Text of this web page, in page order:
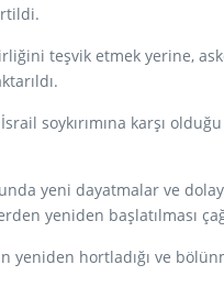
teşvik etmek yerine,
soykırımına karşı
yeni dayatmalar ve
yeniden başlatılması
hortladığı ve